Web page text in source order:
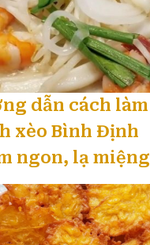
dẫn cách làm
xèo Bình Định
ngon, lạ miệng
08 / 2026